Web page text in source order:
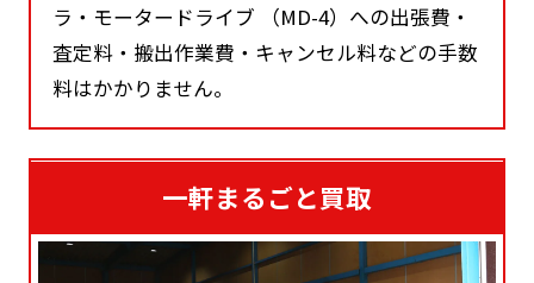
ラ・モータードライブ （MD-4）への出張費・
査定料・搬出作業費・キャンセル料などの手数
料はかかりません。
一軒まるごと買取